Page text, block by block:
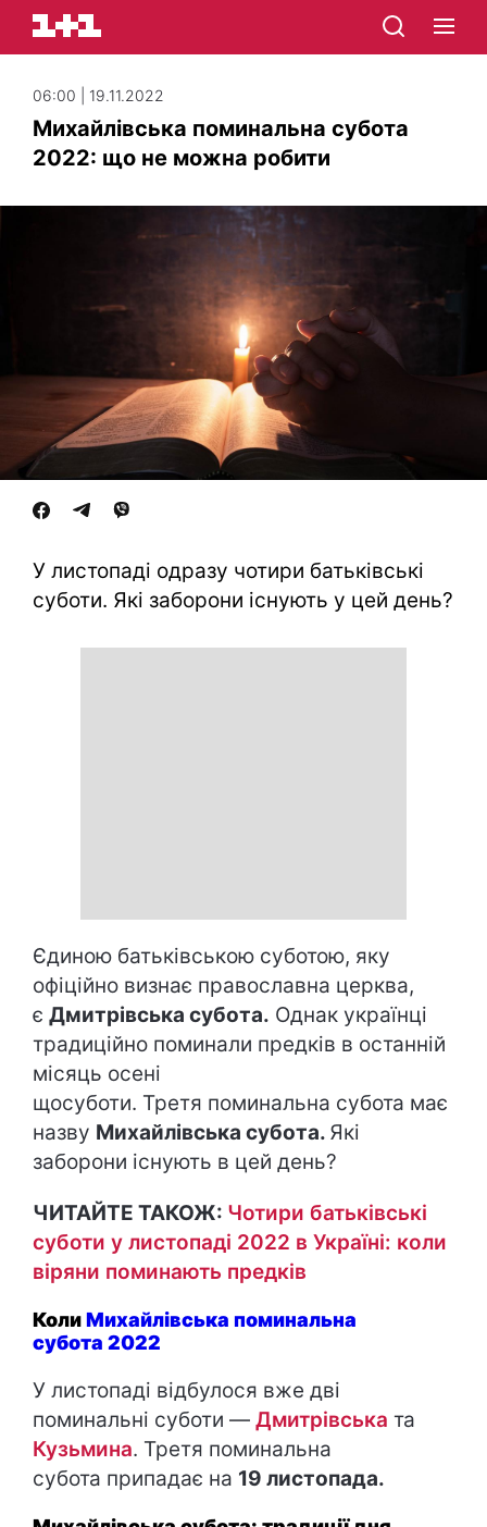
06:00 | 19.11.2022
Михайлівська поминальна субота
2022: що не можна робити
У листопаді одразу чотири батьківські
суботи. Які заборони існують у цей день?
Єдиною батьківською суботою, яку
офіційно визнає православна церква,
є Дмитрівська субота. Однак українці
традиційно поминали предків в останній
місяць осені
щосуботи. Третя поминальна субота має
назву Михайлівська субота. Які
заборони існують в цей день?
ЧИТАЙТЕ ТАКОЖ: Чотири батьківські
суботи у листопаді 2022 в Україні: коли
віряни поминають предків
КолиМихайлівська поминальна
субота 2022
У листопаді відбулося вже дві
поминальні суботи — Дмитрівська та
Кузьмина. Третя поминальна
субота припадає на 19 листопада.